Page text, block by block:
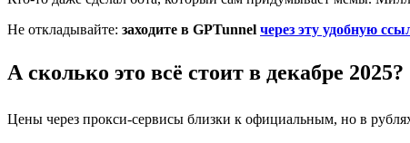
Не откладывайте: заходите в GPTunnel через эту удобную
А сколько это всё стоит в декабре 2025?
Цены через прокси-сервисы близки к официальным, но в